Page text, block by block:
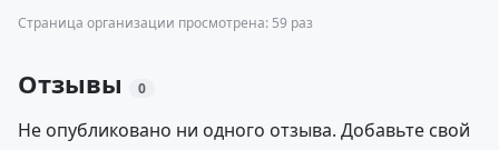
Страница организации просмотрена: 59 раз
Отзывы 0
Не опубликовано ни одного отзыва. Добавьте свой